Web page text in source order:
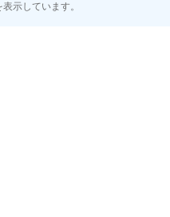
示しています。